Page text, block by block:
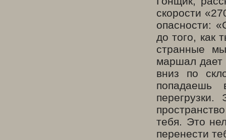
скорости
опасности:
до того, как
странные
маршал дает
вниз по
попадаешь
тебя. Это
перенести